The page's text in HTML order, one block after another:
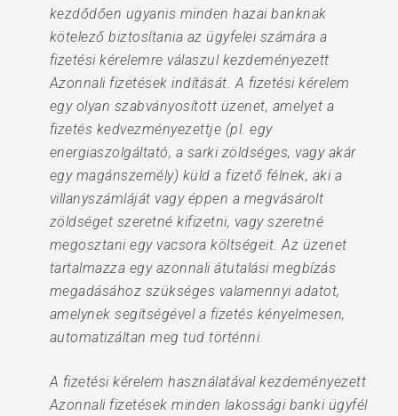
kezdődően ugyanis minden hazai banknak
kötelező biztosítania az ügyfelei számára a
fizetési kérelemre válaszul kezdeményezett
Azonnali fizetések indítását. A fizetési kérelem
egy olyan szabványosított üzenet, amelyet a
fizetés kedvezményezettje (pl. egy
energiaszolgáltató, a sarki zöldséges, vagy akár
egy magánszemély) küld a fizető félnek, aki a
villanyszámláját vagy éppen a megvásárolt
zöldséget szeretné kifizetni, vagy szeretné
megosztani egy vacsora költségeit. Az üzenet
tartalmazza egy azonnali átutalási megbízás
megadásához szükséges valamennyi adatot,
amelynek segítségével a fizetés kényelmesen,
automatizáltan meg tud történni.
A fizetési kérelem használatával kezdeményezett
Azonnali fizetések minden lakossági banki ügyfél